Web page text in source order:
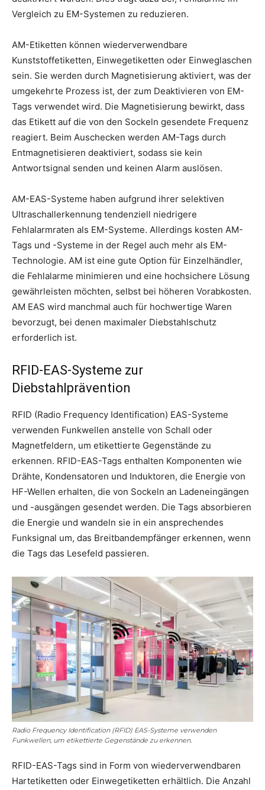
Vergleich zu EM-Systemen zu reduzieren.
AM-Etiketten können wiederverwendbare
Kunststoffetiketten, Einwegetiketten oder Einweglaschen
sein. Sie werden durch Magnetisierung aktiviert, was der
umgekehrte Prozess ist, der zum Deaktivieren von EM-
Tags verwendet wird. Die Magnetisierung bewirkt, dass
das Etikett auf die von den Sockeln gesendete Frequenz
reagiert. Beim Auschecken werden AM-Tags durch
Entmagnetisieren deaktiviert, sodass sie kein
Antwortsignal senden und keinen Alarm auslösen.
AM-EAS-Systeme haben aufgrund ihrer selektiven
Ultraschallerkennung tendenziell niedrigere
Fehlalarmraten als EM-Systeme. Allerdings kosten AM-
Tags und -Systeme in der Regel auch mehr als EM-
Technologie. AM ist eine gute Option für Einzelhändler,
die Fehlalarme minimieren und eine hochsichere Lösung
gewährleisten möchten, selbst bei höheren Vorabkosten.
AM EAS wird manchmal auch für hochwertige Waren
bevorzugt, bei denen maximaler Diebstahlschutz
erforderlich ist.
RFID-EAS-Systeme zur
Diebstahlprävention
RFID (Radio Frequency Identification) EAS-Systeme
verwenden Funkwellen anstelle von Schall oder
Magnetfeldern, um etikettierte Gegenstände zu
erkennen. RFID-EAS-Tags enthalten Komponenten wie
Drähte, Kondensatoren und Induktoren, die Energie von
HF-Wellen erhalten, die von Sockeln an Ladeneingängen
und -ausgängen gesendet werden. Die Tags absorbieren
die Energie und wandeln sie in ein ansprechendes
Funksignal um, das Breitbandempfänger erkennen, wenn
die Tags das Lesefeld passieren.
Radio Frequency Identification (RFID) EAS-Systeme verwenden
Funkwellen, um etikettierte Gegenstände zu erkennen.
RFID-EAS-Tags sind in Form von wiederverwendbaren
Hartetiketten oder Einwegetiketten erhältlich. Die Anzahl